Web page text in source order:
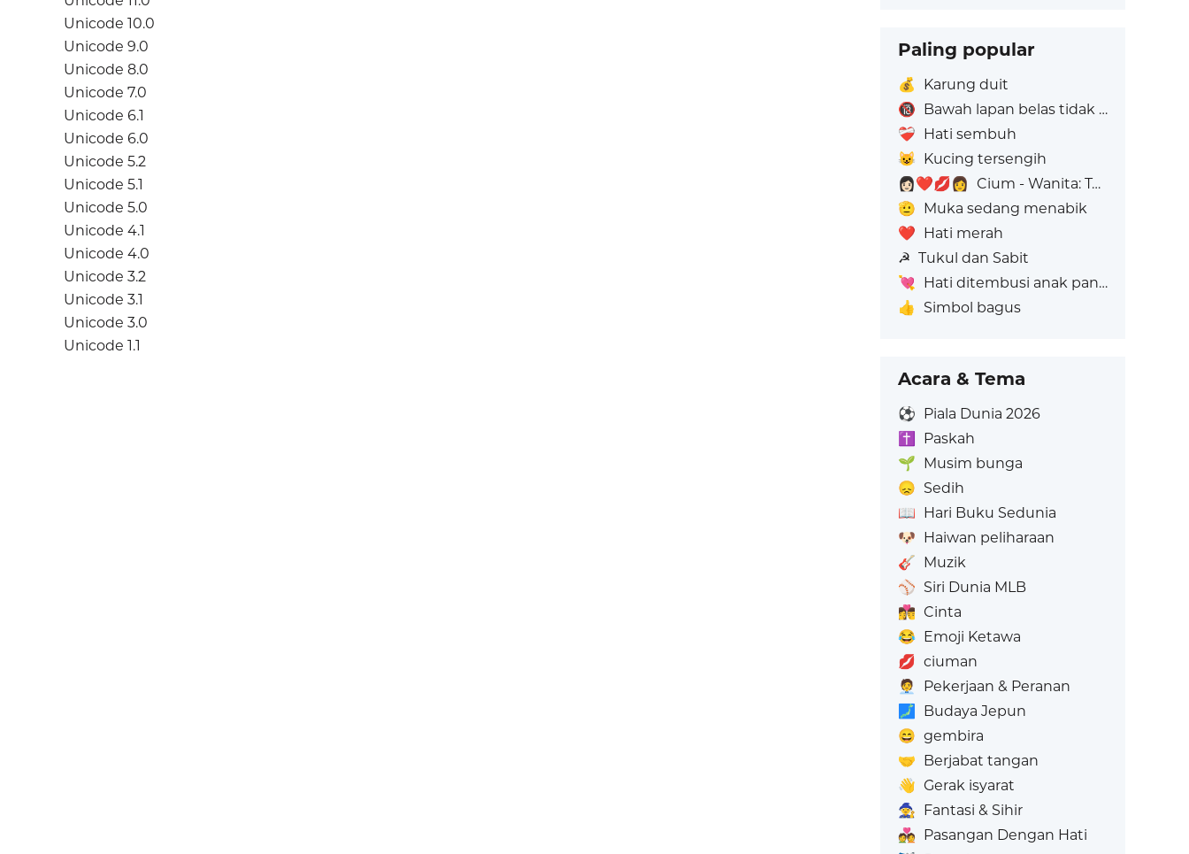
Unicode 10.0
Unicode 9.0
Unicode 8.0
Unicode 7.0
Unicode 6.1
Unicode 6.0
Unicode 5.2
Unicode 5.1
Unicode 5.0
Unicode 4.1
Unicode 4.0
Unicode 3.2
Unicode 3.1
Unicode 3.0
Unicode 1.1
Paling popular
💰
Karung duit
🔞 Bawah lapan belas tidak dibenarkan
❤️‍🩹 Hati sembuh
😺 Kucing tersengih
👩🏻‍❤️‍💋‍👩 Cium - Wanita: Ton Kulit Cerah, Wanita: Tiada Warna Kulit
🫡 Muka sedang menabik
❤️ Hati merah
☭ Tukul dan Sabit
💘 Hati ditembusi anak panah
👍
Simbol bagus
Acara & Tema
⚽ Piala Dunia 2026
✝️
Paskah
🌱 Musim bunga
😞 Sedih
📖 Hari Buku Sedunia
🐶 Haiwan peliharaan
🎸 Muzik
⚾ Siri Dunia MLB
👩‍❤️‍💋‍👨 Cinta
😂 Emoji Ketawa
💋 ciuman
🧑‍💼
Pekerjaan & Peranan
🗾
Budaya Jepun
😄 gembira
🤝 Berjabat tangan
👋 Gerak isyarat
🧙 Fantasi & Sihir
💑 Pasangan Dengan Hati